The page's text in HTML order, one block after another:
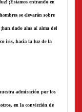
¡Estamos entrando en
se elevarán sobre
dado alas al alma del
iris, hacia la luz de la
admiración por los
en la convicción de